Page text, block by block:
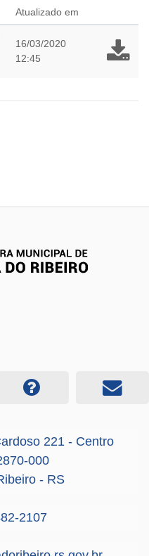
Atualizado em
16/03/2020
12:45
221 - Centro
000
- RS
2107